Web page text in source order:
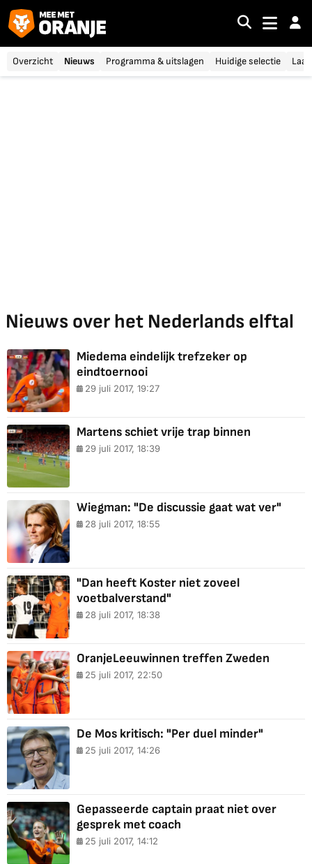
Overzicht Nieuws Programma & uitslagen Huidige selectie
Nieuws over het Nederlands elftal
Miedema eindelijk trefzeker op
eindtoernooi
29 juli 2017, 19:27
Martens schiet vrije trap binnen
29 juli 2017, 18:39
Wiegman: "De discussie gaat wat ver"
28 juli 2017, 18:55
"Dan heeft Koster niet zoveel
voetbalverstand"
28 juli 2017, 18:38
OranjeLeeuwinnen treffen Zweden
25 juli 2017, 22:50
De Mos kritisch: "Per duel minder"
25 juli 2017, 14:26
Gepasseerde captain praat niet over
gesprek met coach
25 juli 2017, 14:12